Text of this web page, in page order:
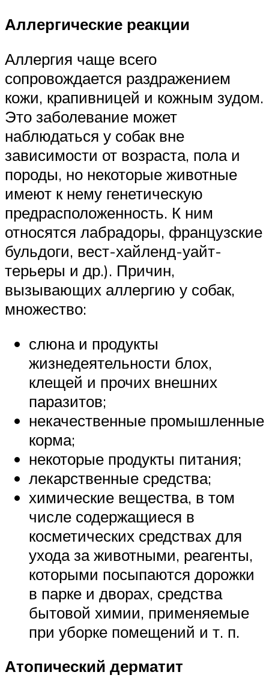
Аллергические реакции
Аллергия чаще всего
сопровождается раздражением
кожи, крапивницей и кожным зудом.
Это заболевание может
наблюдаться у собак вне
зависимости от возраста, пола и
породы, но некоторые животные
имеют к нему генетическую
предрасположенность. К ним
относятся лабрадоры, французские
бульдоги, вест-хайленд-уайт-
терьеры и др.). Причин,
вызывающих аллергию у собак,
множество:
слюна и продукты
жизнедеятельности блох,
клещей и прочих внешних
паразитов;
некачественные промышленные
корма;
некоторые продукты питания;
лекарственные средства;
химические вещества, в том
числе содержащиеся в
косметических средствах для
ухода за животными, реагенты,
которыми посыпаются дорожки
в парке и дворах, средства
бытовой химии, применяемые
при уборке помещений и т. п.
Атопический дерматит